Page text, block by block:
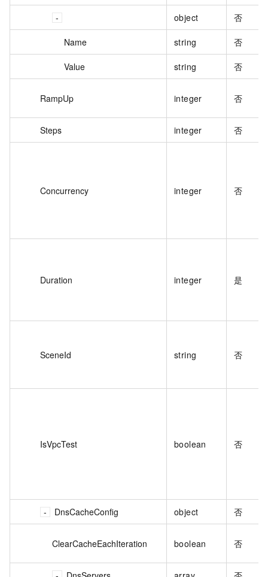
object 否
Name string 否
Value string 否
RampUp integer 否
Steps integer 否
Concurrency integer 否
Duration integer 是
SceneId string 否
IsVpcTest boolean 否
DnsCacheConfig object 否
ClearCacheEachIteration boolean 否